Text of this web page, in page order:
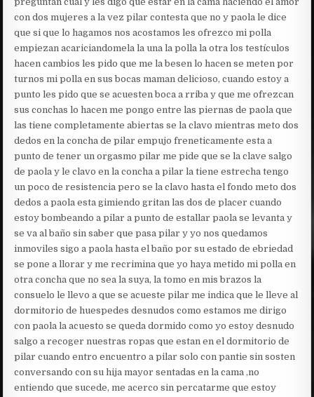
con dos mujeres a la vez pilar contesta que no y paola le dice
que si que lo hagamos nos acostamos les ofrezco mi polla
empiezan acariciandomela la una la polla la otra los testículos
hacen cambios les pido que me la besen lo hacen se meten por
turnos mi polla en sus bocas maman delicioso, cuando estoy a
punto les pido que se acuesten boca a rriba y que me ofrezcan
sus conchas lo hacen me pongo entre las piernas de paola que
las tiene completamente abiertas se la clavo mientras meto dos
dedos en la concha de pilar empujo freneticamente esta a
punto de tener un orgasmo pilar me pide que se la clave salgo
de paola y le clavo en la concha a pilar la tiene estrecha tengo
un poco de resistencia pero se la clavo hasta el fondo meto dos
dedos a paola esta gimiendo gritan las dos de placer cuando
estoy bombeando a pilar a punto de estallar paola se levanta y
se va al baño sin saber que pasa pilar y yo nos quedamos
inmoviles sigo a paola hasta el baño por su estado de ebriedad
se pone a llorar y me recrimina que yo haya metido mi polla en
otra concha que no sea la suya, la tomo en mis brazos la
consuelo le llevo a que se acueste pilar me indica que le lleve al
dormitorio de huespedes desnudos como estamos me dirigo
con paola la acuesto se queda dormido como yo estoy desnudo
salgo a recoger nuestras ropas que estan en el dormitorio de
pilar cuando entro encuentro a pilar solo con pantie sin sosten
conversando con su hija mayor sentadas en la cama ,no
entiendo que sucede, me acerco sin percatarme que estoy